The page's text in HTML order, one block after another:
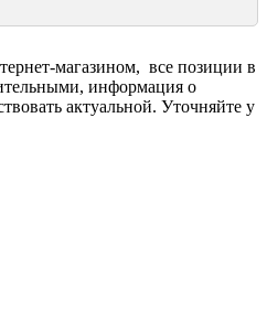
магазином, все позиции в
информация о
актуальной. Уточняйте у